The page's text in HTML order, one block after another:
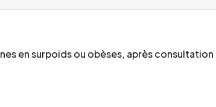
en surpoids ou obèses, après consultation